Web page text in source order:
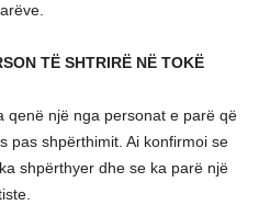
TË SHTRIRË NË TOKË
qenë një nga personat e parë që
pas shpërthimit. Ai konfirmoi se
shpërthyer dhe se ka parë një